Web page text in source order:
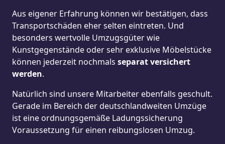
Aus eigener Erfahrung können wir bestätigen, dass
Transportschäden eher selten eintreten. Und
besonders wertvolle Umzugsgüter wie
Kunstgegenstände oder sehr exklusive Möbelstücke
können jederzeit nochmals separat versichert
werden.
Natürlich sind unsere Mitarbeiter ebenfalls geschult.
Gerade im Bereich der deutschlandweiten Umzüge
ist eine ordnungsgemäße Ladungssicherung
Voraussetzung für einen reibungslosen Umzug.